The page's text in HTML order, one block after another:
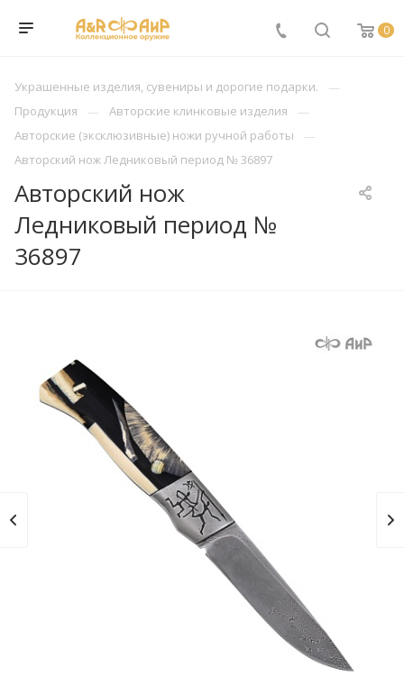
0
Украшенные изделия, сувениры и дорогие подарки.
Продукция
Авторские клинковые изделия
Авторские (эксклюзивные) ножи ручной работы
Авторский нож Ледниковый период № 36897
Авторский нож
Ледниковый период №
36897